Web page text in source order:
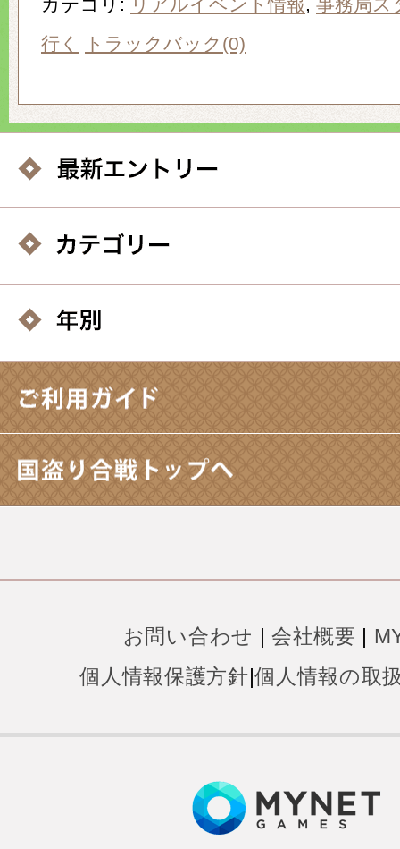
行く
トラックバック(0)
お問い合わせ | 会社概要 |
個人情報保護方針|個人情報の取